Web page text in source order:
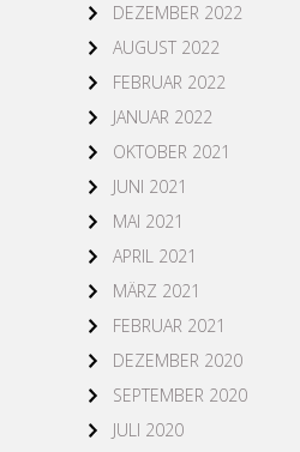
DEZEMBER 2022
AUGUST 2022
FEBRUAR 2022
JANUAR 2022
OKTOBER 2021
JUNI 2021
MAI 2021
APRIL 2021
MÄRZ 2021
FEBRUAR 2021
DEZEMBER 2020
SEPTEMBER 2020
JULI 2020